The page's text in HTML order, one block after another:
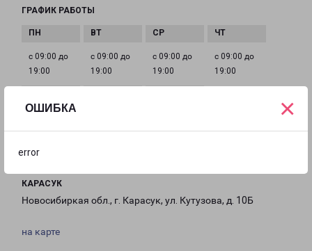
ОШИБКА
error
×
ГРАФИК РАБОТЫ
с 09:00 до
19:00
с 09:00 до
19:00
с 09:00 до
19:00
с 09:00 до
19:00
19:00
КАРАСУК
Новосибиркая обл., г. Карасук, ул. Кутузова, д. 10Б
на карте